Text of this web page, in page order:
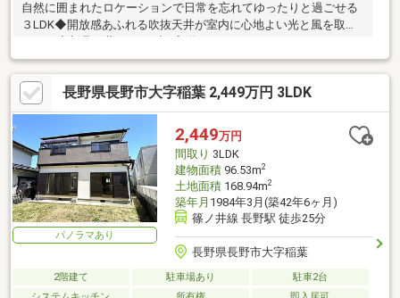
自然に囲まれたロケーションで日常を忘れてゆったりと過ごせる
３LDK◆開放感あふれる吹抜天井が室内に心地よい光と風を取込
長野県長野市大字稲葉 2,449万円 3LDK
パノラマあり
2,449万円
間取り 3LDK
建物面積96.53m2
土地面積168.94m2
築年月 1984年3月(築42年6ヶ月)
篠ノ井線 長野駅 徒歩25分
長野県長野市大字稲葉
2階建て 駐車場あり
駐車2台